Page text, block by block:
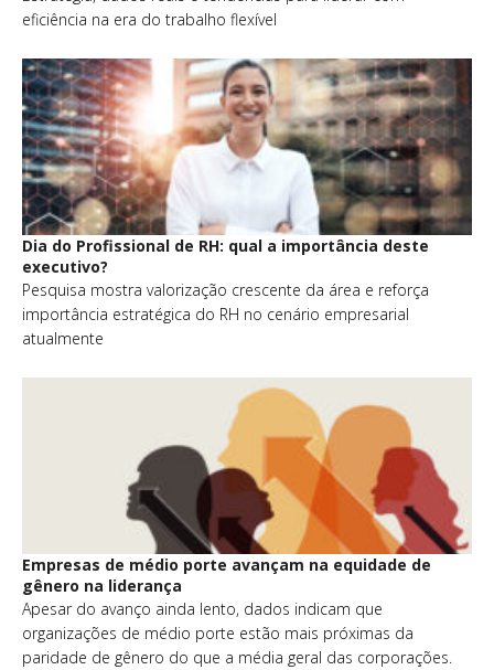
eficiência na era do trabalho flexível
Dia do Profissional de RH: qual a importância deste
executivo?
Pesquisa mostra valorização crescente da área e reforça
importância estratégica do RH no cenário empresarial
atualmente
Empresas de médio porte avançam na equidade de
gênero na liderança
Apesar do avanço ainda lento, dados indicam que
organizações de médio porte estão mais próximas da
paridade de gênero do que a média geral das corporações.